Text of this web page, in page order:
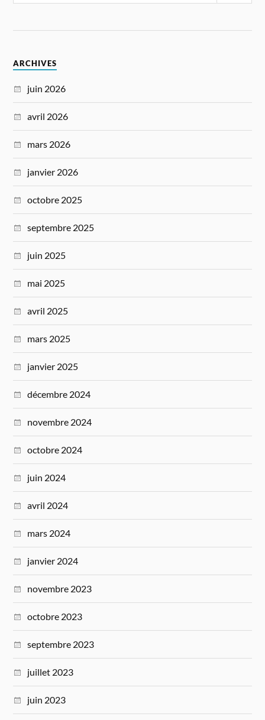
ARCHIVES
juin 2026
avril 2026
mars 2026
janvier 2026
octobre 2025
septembre 2025
juin 2025
mai 2025
avril 2025
mars 2025
janvier 2025
décembre 2024
novembre 2024
octobre 2024
juin 2024
avril 2024
mars 2024
janvier 2024
novembre 2023
octobre 2023
septembre 2023
juillet 2023
juin 2023